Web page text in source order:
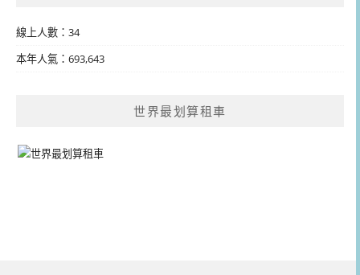
線上人數：34
本年人氣：693,643
世界最划算租車